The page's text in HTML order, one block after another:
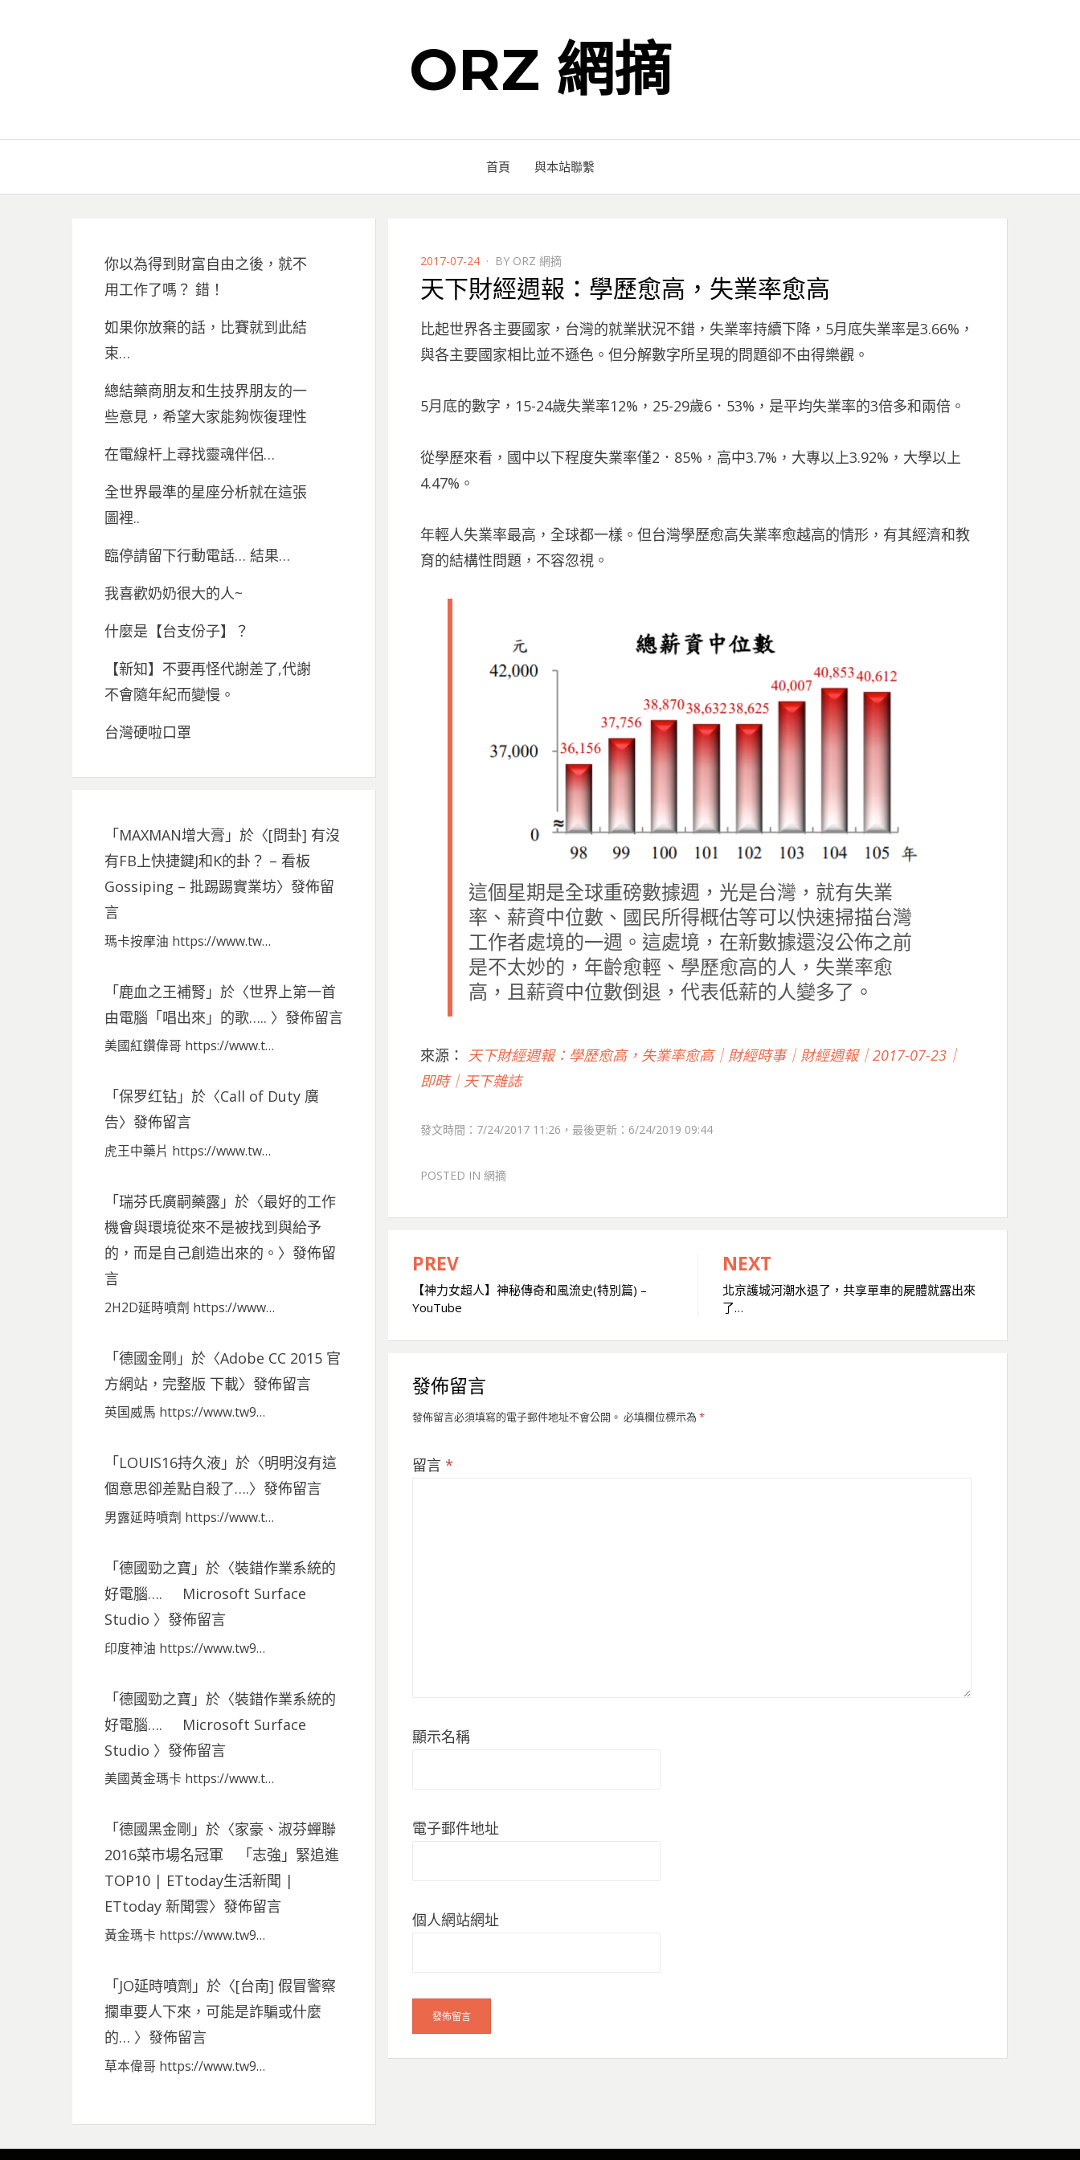
ORZ 網摘
首頁 與本站聯繫
POSTED
ON
2017-07-24 BY ORZ 網摘
天下財經週報：學歷愈高，失業率愈高
比起世界各主要國家，台灣的就業狀況不錯，失業率持續下降，5月底失業率是3.66%，
與各主要國家相比並不遜色。但分解數字所呈現的問題卻不由得樂觀。
5月底的數字，15-24歲失業率12%，25-29歲6．53%，是平均失業率的3倍多和兩倍。
從學歷來看，國中以下程度失業率僅2．85%，高中3.7%，大專以上3.92%，大學以上
4‭.‬47%。
年輕人失業率最高，全球都一樣。但台灣學歷愈高失業率愈越高的情形，有其經濟和教
育的結構性問題，不容忽視。
這個星期是全球重磅數據週，光是台灣，就有失業
率、薪資中位數、國民所得概估等可以快速掃描台灣
工作者處境的一週。這處境，在新數據還沒公佈之前
是不太妙的，年齡愈輕、學歷愈高的人，失業率愈
高，且薪資中位數倒退，代表低薪的人變多了。
來源： 天下財經週報：學歷愈高，失業率愈高｜財經時事｜財經週報｜2017-07-23｜
即時｜天下雜誌
發文時間：7/24/2017 11:26，最後更新：6/24/2019 09:44
POSTED IN 網摘
文
章
PREV
【神力女超人】神秘傳奇和風流史(特別篇) –
YouTube
NEXT
北京護城河潮水退了，共享單車的屍體就露出來
了…
發佈留言
發佈留言必須填寫的電子郵件地址不會公開。 必填欄位標示為 *
留言 *
顯示名稱
電子郵件地址
個人網站網址
你以為得到財富自由之後，就不
用工作了嗎？ 錯！
如果你放棄的話，比賽就到此結
束…
總結藥商朋友和生技界朋友的一
些意見，希望大家能夠恢復理性
在電線杆上尋找靈魂伴侶…
全世界最準的星座分析就在這張
圖裡..
臨停請留下行動電話… 結果…
我喜歡奶奶很大的人~
什麼是【台支份子】？
【新知】不要再怪代謝差了,代謝
不會隨年紀而變慢。
台灣硬啦口罩
「MAXMAN增大膏 」於〈[問卦] 有沒
有FB上快捷鍵J和K的卦？ – 看板
Gossiping – 批踢踢實業坊〉發佈留
言
瑪卡按摩油 https://www.tw…
「鹿血之王補腎 」於〈世界上第一首
由電腦「唱出來」的歌….. 〉發佈留言
美國紅鑽偉哥 https://www.t…
「保罗红钻」於〈Call of Duty 廣
告〉發佈留言
虎王中藥片 https://www.tw…
「瑞芬氏廣嗣藥露」於〈最好的工作
機會與環境從來不是被找到與給予
的，而是自己創造出來的。 〉發佈留
言
2H2D延時噴劑 https://www…
「德國金剛 」於〈Adobe CC 2015 官
方網站，完整版 下載〉發佈留言
英国威馬 https://www.tw9…
「LOUIS16持久液」於〈明明沒有這
個意思卻差點自殺了….〉發佈留言
男露延時噴劑 https://www.t…
「德國勁之寶 」於〈裝錯作業系統的
好電腦…. Microsoft Surface
Studio 〉發佈留言
印度神油 https://www.tw9…
「德國勁之寶 」於〈裝錯作業系統的
好電腦…. Microsoft Surface
Studio 〉發佈留言
美國黃金瑪卡 https://www.t…
「德國黑金剛 」於〈家豪、淑芬蟬聯
2016菜市場名冠軍 「志強」緊追進
TOP10 | ETtoday生活新聞 |
ETtoday 新聞雲〉發佈留言
黃金瑪卡 https://www.tw9…
「JO延時噴劑 」於〈[台南] 假冒警察
攔車要人下來，可能是詐騙或什麼
的… 〉發佈留言
草本偉哥 https://www.tw9…